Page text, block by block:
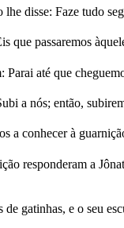
lhe disse: Faze tudo
que passaremos
Parai até que
a nós; então,
a conhecer à
responderam a
de gatinhas, e o seu